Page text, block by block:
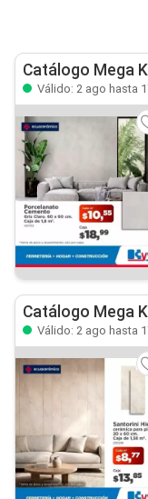
Catálogo Mega
Válido: 2 ago hasta
Catálogo Mega
Válido: 2 ago hasta